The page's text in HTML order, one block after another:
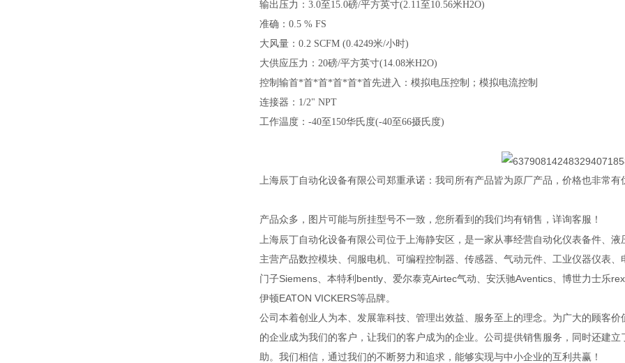
输出压力：3.0至15.0磅/平方英寸(2.11至10.56米H2O)
准确：0.5 % FS
大风量：0.2 SCFM (0.4249米/小时)
大供应压力：20磅/平方英寸(14.08米H2O)
控制输首*首*首*首*首*首先进入：模拟电压控制；模拟电流控制
连接器：1/2" NPT
工作温度：-40至150华氏度(-40至66摄氏度)
上海辰丁自动化设备有限公司郑重承诺：我司所有产品皆为原厂产品，价格也非常有
产品众多，图片可能与所挂型号不一致，您所看到的我们均有销售，详询客服！
上海辰丁自动化设备有限公司位于上海静安区，是一家从事经营自动化仪表备件、
主营产品数控模块、伺服电机、可编程控制器、传感器、气动元件、工业仪器仪表
门子Siemens、本特利bently、爱尔泰克Airtec气动、安沃驰Aventics、博世力士乐
伊顿EATON VICKERS等品牌。
公司本着创业人为本、发展靠科技、管理出效益、服务至上的理念。为广大的顾客
的企业成为我们的客户，让我们的客户成为的企业。公司提供销售服务，同时还建
助。我们相信，通过我们的不断努力和追求，能够实现与中小企业的互利共赢！